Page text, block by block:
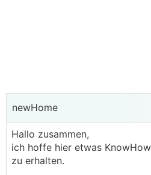
newHome
Hallo zusammen,
ich hoffe hier etwas
zu erhalten.